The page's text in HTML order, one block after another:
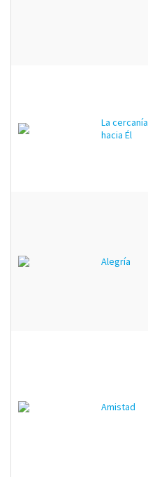
La cercanía
hacia Él
Alegría
Amistad